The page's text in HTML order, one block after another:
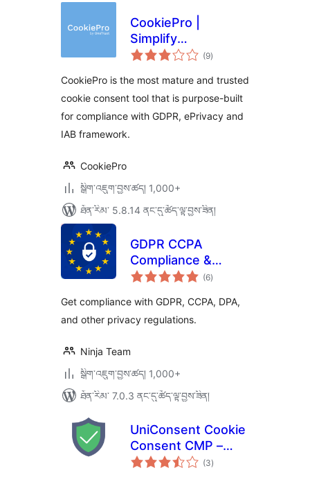
CookiePro |
Simplify
Compliance with
Laws
(9གདེང་
འཇོག་
ཚང་།
)
CookiePro is the most mature and trusted
cookie consent tool that is purpose-built
for compliance with GDPR, ePrivacy and
IAB framework.
CookiePro
སྒྲིག་འཇུག་བྱས་ཚད། 1,000+
ཐོན་རིམ་ 5.8.14 ནང་དུ་ཚོད་ལྟ་བྱས་ཟིན།
GDPR CCPA
Compliance &
Cookie Consent
(6གདེང་
འཇོག་
ཚང་།
)
Get compliance with GDPR, CCPA, DPA,
and other privacy regulations.
Ninja Team
སྒྲིག་འཇུག་བྱས་ཚད། 1,000+
ཐོན་རིམ་ 7.0.3 ནང་དུ་ཚོད་ལྟ་བྱས་ཟིན།
UniConsent Cookie
Consent CMP –
Consent Manager
(3གདེང་
འཇོག་
)